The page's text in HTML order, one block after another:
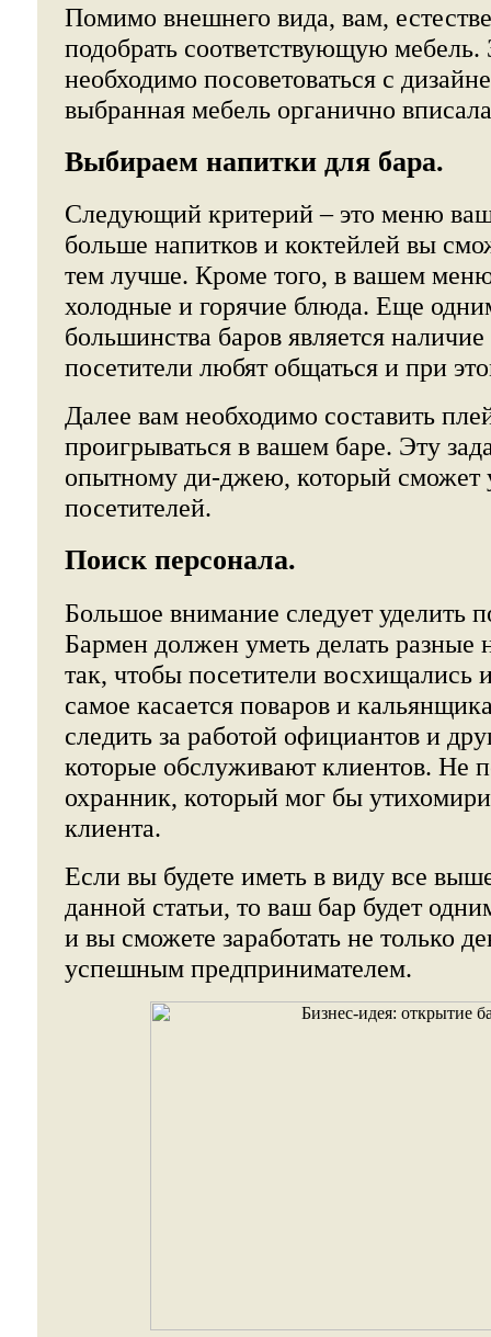
Помимо внешнего вида, вам,
подобрать соответствующую мебель.
необходимо посоветоваться с
выбранная мебель органично
Выбираем напитки для бара.
Следующий критерий – это меню
больше напитков и коктейлей вы
тем лучше. Кроме того, в вашем
холодные и горячие блюда. Еще
большинства баров является
посетители любят общаться и при
Далее вам необходимо составить
проигрываться в вашем баре. Эту
опытному ди-джею, который сможет
посетителей.
Поиск персонала.
Большое внимание следует уделить
Бармен должен уметь делать разные
так, чтобы посетители восхищались
самое касается поваров и
следить за работой официантов и
которые обслуживают клиентов. Не
охранник, который мог бы
клиента.
Если вы будете иметь в виду все
данной статьи, то ваш бар будет
и вы сможете заработать не только
успешным предпринимателем.